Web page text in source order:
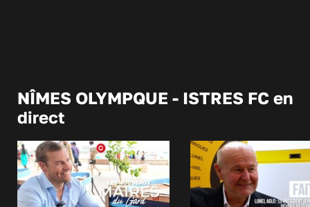
NÎMES OLYMPQUE - ISTRES FC en
direct